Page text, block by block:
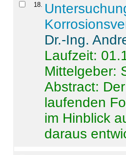
18
Dr.-Ing.
Laufzeit:
Mittelgeber:
Abstract:
laufenden
im Hinblick
daraus